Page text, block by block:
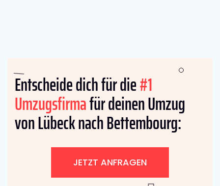
Entscheide dich für die#1
Umzugsfirmafür deinen Umzug
von Lübeck nach Bettembourg:
JETZT ANFRAGEN